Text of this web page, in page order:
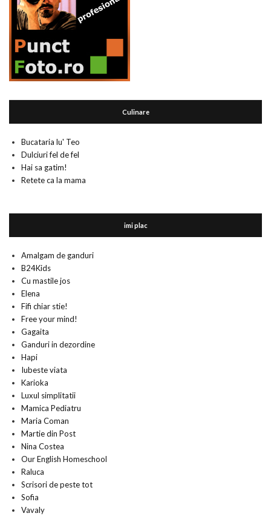
Culinare
Bucataria lu' Teo
Dulciuri fel de fel
Hai sa gatim!
Retete ca la mama
imi plac
Amalgam de ganduri
B24Kids
Cu mastile jos
Elena
Fifi chiar stie!
Free your mind!
Gagaita
Ganduri in dezordine
Hapi
Iubeste viata
Karioka
Luxul simplitatii
Mamica Pediatru
Maria Coman
Martie din Post
Nina Costea
Our English Homeschool
Raluca
Scrisori de peste tot
Sofia
Vavaly